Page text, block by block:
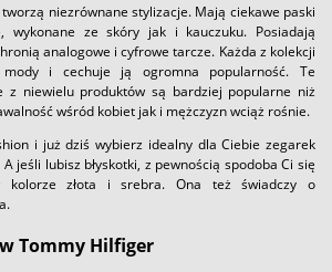
niezrównane stylizacje. Mają ciekawe paski
wykonane ze skóry jak i kauczuku. Posiadają
analogowe i cyfrowe tarcze. Każda z kolekcji
i cechuje ją ogromna popularność. Te
z niewielu produktów są bardziej popularne niż
wśród kobiet jak i mężczyzn wciąż rośnie.
i już dziś wybierz idealny dla Ciebie zegarek
jeśli lubisz błyskotki, z pewnością spodoba Ci się
złota i srebra. Ona też świadczy o
Tommy Hilfiger